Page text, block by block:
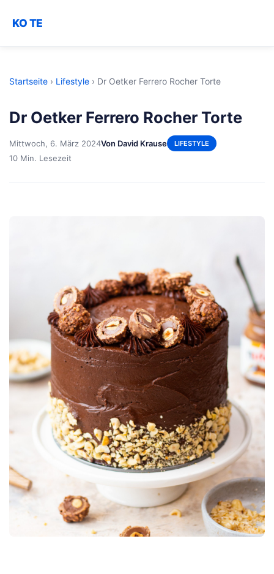
KO TE
Startseite › Lifestyle › Dr Oetker Ferrero Rocher Torte
Dr Oetker Ferrero Rocher Torte
Mittwoch, 6. März 2024Von David Krause LIFESTYLE
10 Min. Lesezeit